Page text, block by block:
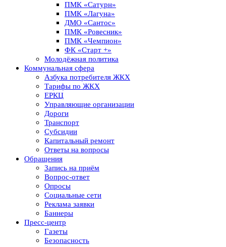
ПМК «Сатурн»
ПМК «Лагуна»
ДМО «Сантос»
ПМК «Ровесник»
ПМК «Чемпион»
ФК «Старт +»
Молодёжная политика
Коммунальная сфера
Азбука потребителя ЖКХ
Тарифы по ЖКХ
ЕРКЦ
Управляющие организации
Дороги
Транспорт
Субсидии
Капитальный ремонт
Ответы на вопросы
Обращения
Запись на приём
Вопрос-ответ
Опросы
Социальные сети
Реклама заявки
Баннеры
Пресс-центр
Газеты
Безопасность